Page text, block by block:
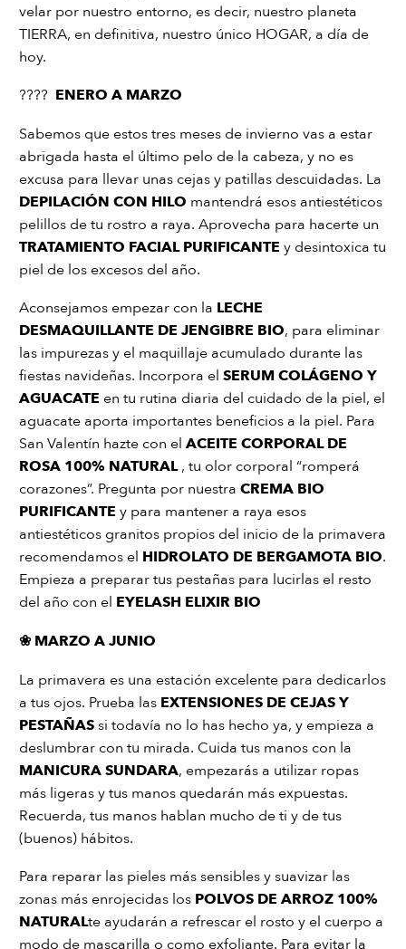
velar por nuestro entorno, es decir, nuestro planeta
TIERRA, en definitiva, nuestro único HOGAR, a día de
hoy.
???? ENERO A MARZO
Sabemos que estos tres meses de invierno vas a estar
abrigada hasta el último pelo de la cabeza, y no es
excusa para llevar unas cejas y patillas descuidadas. La
DEPILACIÓN CON HILO mantendrá esos antiestéticos
pelillos de tu rostro a raya. Aprovecha para hacerte un
TRATAMIENTO FACIAL PURIFICANTE y desintoxica tu
piel de los excesos del año.
Aconsejamos empezar con la LECHE
DESMAQUILLANTE DE JENGIBRE BIO, para eliminar
las impurezas y el maquillaje acumulado durante las
fiestas navideñas. Incorpora el SERUM COLÁGENO Y
AGUACATE en tu rutina diaria del cuidado de la piel, el
aguacate aporta importantes beneficios a la piel. Para
San Valentín hazte con el ACEITE CORPORAL DE
ROSA 100% NATURAL, tu olor corporal “romperá
corazones”. Pregunta por nuestra CREMA BIO
PURIFICANTE y para mantener a raya esos
antiestéticos granitos propios del inicio de la primavera
recomendamos el HIDROLATO DE BERGAMOTA BIO.
Empieza a preparar tus pestañas para lucirlas el resto
del año con el EYELASH ELIXIR BIO
❀ MARZO A JUNIO
La primavera es una estación excelente para dedicarlos
a tus ojos. Prueba las EXTENSIONES DE CEJAS Y
PESTAÑASsi todavía no lo has hecho ya, y empieza a
deslumbrar con tu mirada. Cuida tus manos con la
MANICURA SUNDARA, empezarás a utilizar ropas
más ligeras y tus manos quedarán más expuestas.
Recuerda, tus manos hablan mucho de ti y de tus
(buenos) hábitos.
Para reparar las pieles más sensibles y suavizar las
zonas más enrojecidas los POLVOS DE ARROZ 100%
NATURALte ayudarán a refrescar el rosto y el cuerpo a
modo de mascarilla o como exfoliante. Para evitar la